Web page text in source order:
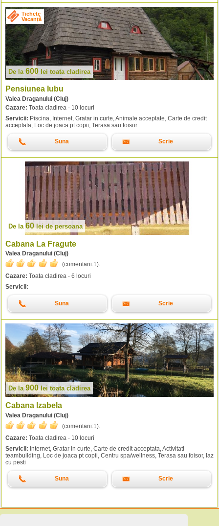
Tichete
Vacanță
De la 600 lei toata cladirea
Pensiunea Iubu
Valea Draganului (Cluj)
Cazare: Toata cladirea - 10 locuri
Servicii: Piscina, Internet, Gratar in curte, Animale acceptate, Carte de credit
acceptata, Loc de joaca pt copii, Terasa sau foisor
Suna Scrie
De la 60 lei de persoana
Cabana La Fragute
Valea Draganului (Cluj)
(comentarii:1).
Cazare: Toata cladirea - 6 locuri
Servicii:
Suna Scrie
De la900 leitoata cladirea
Cabana Izabela
Valea Draganului (Cluj)
(comentarii:1).
Cazare: Toata cladirea - 10 locuri
Servicii: Internet, Gratar in curte, Carte de credit acceptata, Activitati
teambuilding, Loc de joaca pt copii, Centru spa/wellness, Terasa sau foisor, Iaz
cu pesti
Suna Scrie